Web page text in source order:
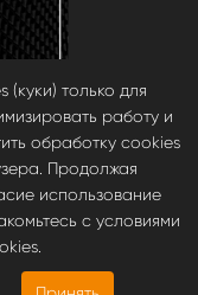
сайта, ссылка на сайт
EVA Smart —
только для
работу и
обработку cookies
Продолжая
использование
с условиями